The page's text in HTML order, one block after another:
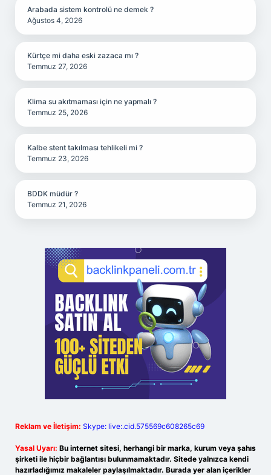
Arabada sistem kontrolü ne demek ?
Ağustos 4, 2026
Kürtçe mi daha eski zazaca mı ?
Temmuz 27, 2026
Klima su akıtmaması için ne yapmalı ?
Temmuz 25, 2026
Kalbe stent takılması tehlikeli mi ?
Temmuz 23, 2026
BDDK müdür ?
Temmuz 21, 2026
Reklam ve İletişim: Skype: live:.cid.575569c608265c69
Yasal Uyarı: Bu internet sitesi, herhangi bir marka, kurum veya şahıs
şirketi ile hiçbir bağlantısı bulunmamaktadır. Sitede yalnızca kendi
hazırladığımız makaleler paylaşılmaktadır. Burada yer alan içerikler